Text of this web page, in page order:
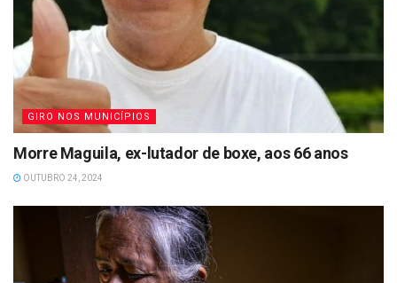
GIRO NOS MUNICÍPIOS
Morre Maguila, ex-lutador de boxe, aos 66 anos
OUTUBRO 24, 2024